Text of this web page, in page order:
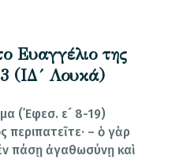
Ευαγγέλιο της
(ΙΔ´ Λουκά)
(᾿Εφεσ. ε´ 8-19)
– ὁ γὰρ
πάσῃ ἀγαθωσύνῃ καὶ